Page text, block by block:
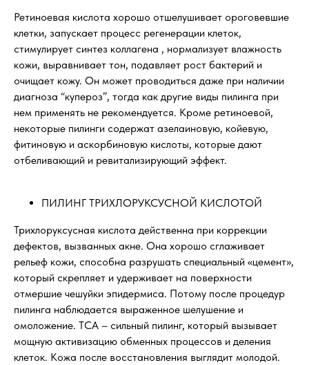
Ретиноевая кислота хорошо отшелушивает ороговевшие
клетки, запускает процесс регенерации клеток,
стимулирует синтез коллагена , нормализует влажность
кожи, выравнивает тон, подавляет рост бактерий и
очищает кожу. Он может проводиться даже при наличии
диагноза “купероз”, тогда как другие виды пилинга при
нем применять не рекомендуется. Кроме ретиноевой,
некоторые пилинги содержат азелаиновую, койевую,
фитиновую и аскорбиновую кислоты, которые дают
отбеливающий и ревитализирующий эффект.
ПИЛИНГ ТРИХЛОРУКСУСНОЙ КИСЛОТОЙ
Трихлоруксусная кислота действенна при коррекции
дефектов, вызванных акне. Она хорошо сглаживает
рельеф кожи, способна разрушать специальный «цемент»,
который скрепляет и удерживает на поверхности
отмершие чешуйки эпидермиса. Потому после процедур
пилинга наблюдается выраженное шелушение и
омоложение. ТСА – сильный пилинг, который вызывает
мощную активизацию обменных процессов и деления
клеток. Кожа после восстановления выглядит молодой.